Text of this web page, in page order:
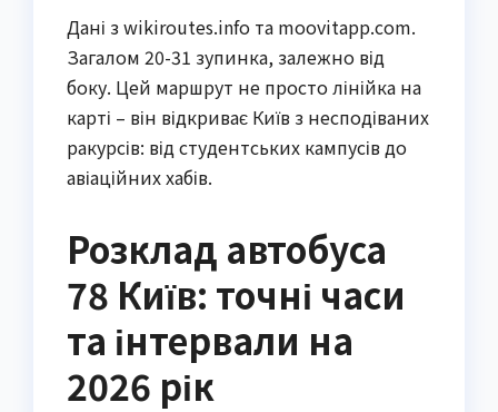
Дані з wikiroutes.info та moovitapp.com.
Загалом 20-31 зупинка, залежно від
боку. Цей маршрут не просто лінійка на
карті – він відкриває Київ з несподіваних
ракурсів: від студентських кампусів до
авіаційних хабів.
Розклад автобуса
78 Київ: точні часи
та інтервали на
2026 рік